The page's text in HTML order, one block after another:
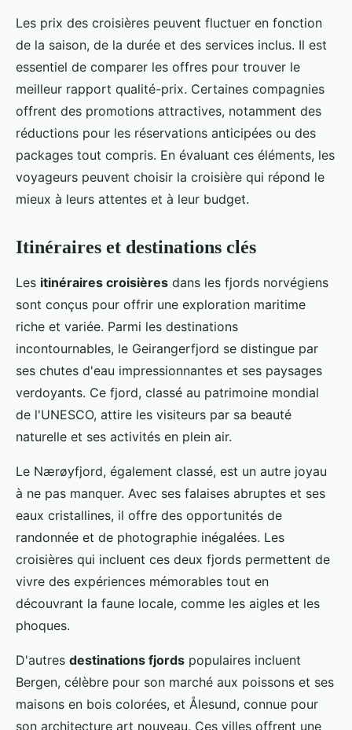
Les prix des croisières peuvent fluctuer en fonction
de la saison, de la durée et des services inclus. Il est
essentiel de comparer les offres pour trouver le
meilleur rapport qualité-prix. Certaines compagnies
offrent des promotions attractives, notamment des
réductions pour les réservations anticipées ou des
packages tout compris. En évaluant ces éléments, les
voyageurs peuvent choisir la croisière qui répond le
mieux à leurs attentes et à leur budget.
Itinéraires et destinations clés
Les itinéraires croisières dans les fjords norvégiens
sont conçus pour offrir une exploration maritime
riche et variée. Parmi les destinations
incontournables, le Geirangerfjord se distingue par
ses chutes d'eau impressionnantes et ses paysages
verdoyants. Ce fjord, classé au patrimoine mondial
de l'UNESCO, attire les visiteurs par sa beauté
naturelle et ses activités en plein air.
Le Nærøyfjord, également classé, est un autre joyau
à ne pas manquer. Avec ses falaises abruptes et ses
eaux cristallines, il offre des opportunités de
randonnée et de photographie inégalées. Les
croisières qui incluent ces deux fjords permettent de
vivre des expériences mémorables tout en
découvrant la faune locale, comme les aigles et les
phoques.
D'autres destinations fjords populaires incluent
Bergen, célèbre pour son marché aux poissons et ses
maisons en bois colorées, et Ålesund, connue pour
son architecture art nouveau. Ces villes offrent une